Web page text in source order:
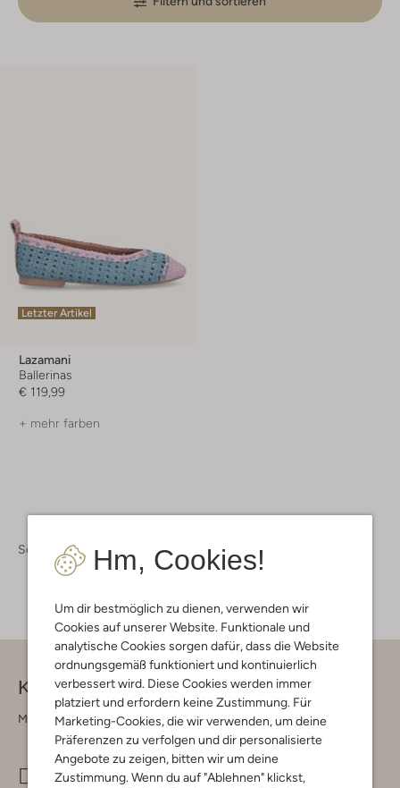
Hm, Cookies!
Um dir bestmöglich zu dienen, verwenden wir
Cookies auf unserer Website. Funktionale und
analytische Cookies sorgen dafür, dass die Website
ordnungsgemäß funktioniert und kontinuierlich
verbessert wird. Diese Cookies werden immer
platziert und erfordern keine Zustimmung. Für
Marketing-Cookies, die wir verwenden, um deine
Präferenzen zu verfolgen und dir personalisierte
Angebote zu zeigen, bitten wir um deine
Zustimmung. Wenn du auf "Ablehnen" klickst,
Letzter Artikel
Lazamani
Ballerinas
€ 119,99
+ mehr farben
Schuhe Ballerinas Ballerinas Damen
Kontakt
Montag - Freitag 09:00 - 17:00 uur
info@omoda.de